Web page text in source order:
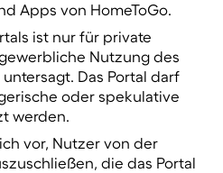
Apps von HomeToGo.
ist nur für private
Nutzung des
Das Portal darf
oder spekulative
werden.
vor, Nutzer von der
die das Portal